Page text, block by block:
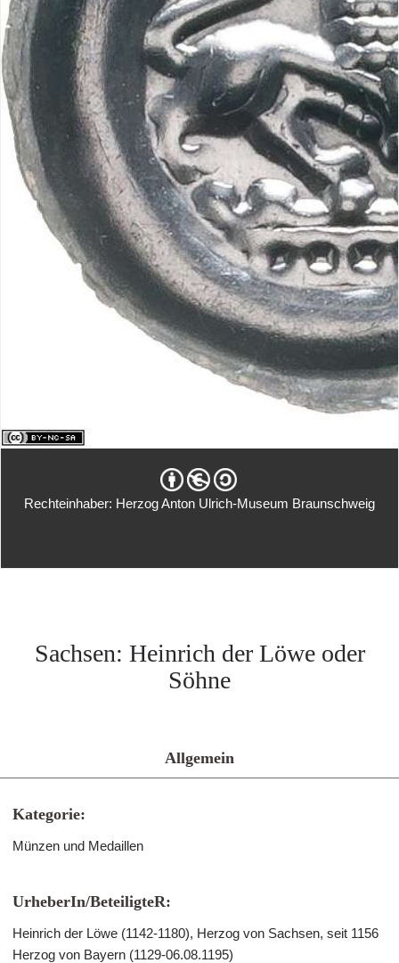
Rechteinhaber: Herzog Anton Ulrich-Museum Braunschweig
Sachsen: Heinrich der Löwe oder
Söhne
Allgemein
Kategorie:
Münzen und Medaillen
UrheberIn/BeteiligteR:
Heinrich der Löwe (1142-1180), Herzog von Sachsen, seit 1156
Herzog von Bayern (1129-06.08.1195)